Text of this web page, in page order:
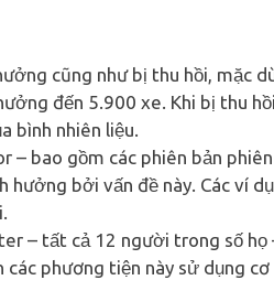
cũng như bị thu hồi, mặc
đến 5.900 xe. Khi bị thu
bình nhiên liệu.
– bao gồm các phiên bản
hưởng bởi vấn đề này. Các ví
– tất cả 12 người trong số họ
phương tiện này sử dụng cơ